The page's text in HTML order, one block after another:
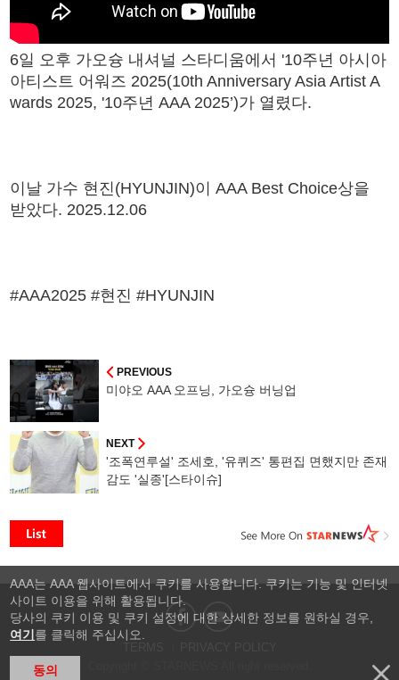
6일 오후 가오슝 내셔널 스타디움에서 '10주년 아시아
아티스트 어워즈 2025(10th Anniversary Asia Artist A
wards 2025, '10주년 AAA 2025’)가 열렸다.
이날 가수 현진(HYUNJIN)이 AAA Best Choice상을
받았다. 2025.12.06
#AAA2025 #현진 #HYUNJIN
PREVIOUS
미야오 AAA 오프닝, 가오슝 버닝업
NEXT
'조폭연루설' 조세호, '유퀴즈' 통편집 면했지만 존재
감도 '실종'[스타이슈]
AAA는 AAA 웹사이트에서 쿠키를 사용합니다. 쿠키는 기능 및 인터넷
사이트 이용을 위해 활용됩니다.
당사의 쿠키 이용 및 쿠키 설정에 대한 상세한 정보를 원하실 경우,
여기 를 클릭해 주십시오.
동의